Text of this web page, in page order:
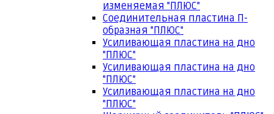
изменяемая "ПЛЮС"
Соединительная пластина П-
образная "ПЛЮС"
Усиливающая пластина на дно
"ПЛЮС"
Усиливающая пластина на дно
"ПЛЮС"
Усиливающая пластина на дно
"ПЛЮС"